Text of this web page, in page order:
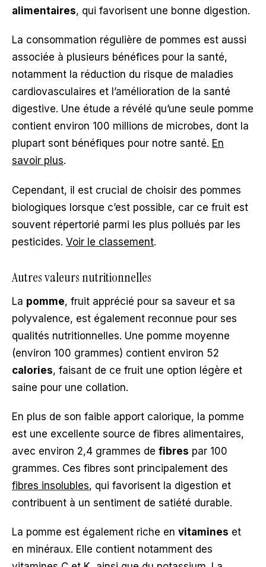
alimentaires, qui favorisent une bonne digestion.
La consommation régulière de pommes est aussi
associée à plusieurs bénéfices pour la santé,
notamment la réduction du risque de maladies
cardiovasculaires et l’amélioration de la santé
digestive. Une étude a révélé qu’une seule pomme
contient environ 100 millions de microbes, dont la
plupart sont bénéfiques pour notre santé. En
savoir plus.
Cependant, il est crucial de choisir des pommes
biologiques lorsque c’est possible, car ce fruit est
souvent répertorié parmi les plus pollués par les
pesticides. Voir le classement.
Autres valeurs nutritionnelles
La pomme, fruit apprécié pour sa saveur et sa
polyvalence, est également reconnue pour ses
qualités nutritionnelles. Une pomme moyenne
(environ 100 grammes) contient environ 52
calories, faisant de ce fruit une option légère et
saine pour une collation.
En plus de son faible apport calorique, la pomme
est une excellente source de fibres alimentaires,
avec environ 2,4 grammes de fibres par 100
grammes. Ces fibres sont principalement des
fibres insolubles, qui favorisent la digestion et
contribuent à un sentiment de satiété durable.
La pomme est également riche en vitamines et
en minéraux. Elle contient notamment des